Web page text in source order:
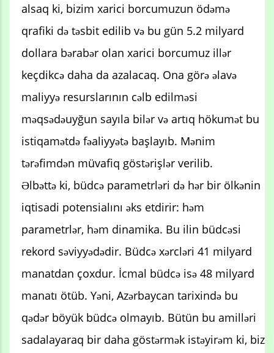
alsaq ki, bizim xarici borcumuzun ödəmə
qrafiki də təsbit edilib və bu gün 5.2 milyard
dollara bərabər olan xarici borcumuz illər
keçdikcə daha da azalacaq. Ona görə əlavə
maliyyə resurslarının cəlb edilməsi
məqsədəuyğun sayıla bilər və artıq hökumət bu
istiqamətdə fəaliyyətə başlayıb. Mənim
tərəfimdən müvafiq göstərişlər verilib.
Əlbəttə ki, büdcə parametrləri də hər bir ölkənin
iqtisadi potensialını əks etdirir: həm
parametrlər, həm dinamika. Bu ilin büdcəsi
rekord səviyyədədir. Büdcə xərcləri 41 milyard
manatdan çoxdur. İcmal büdcə isə 48 milyard
manatı ötüb. Yəni, Azərbaycan tarixində bu
qədər böyük büdcə olmayıb. Bütün bu amilləri
sadalayaraq bir daha göstərmək istəyirəm ki, biz